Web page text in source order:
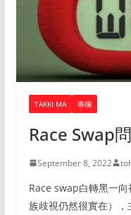
TAKKI MA 專欄
Race Swap
September 8, 2022
Race swap白轉黑一
族歧視仍然很實在）